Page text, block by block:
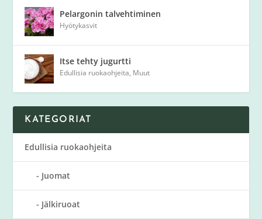
Pelargonin talvehtiminen
Hyötykasvit
Itse tehty jugurtti
Edullisia ruokaohjeita, Muut
KATEGORIAT
Edullisia ruokaohjeita
Juomat
Jälkiruoat